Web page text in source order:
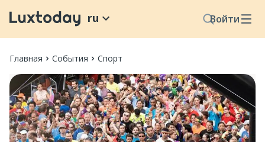
Войти
ru
Главная События Спорт